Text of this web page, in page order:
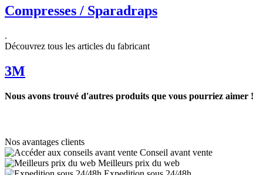
Compresses / Sparadraps
.
Découvrez tous les articles du fabricant
3M
Nous avons trouvé d'autres produits que vous pourriez aimer !
Nos avantages clients
Conseil avant vente
Meilleurs prix du web